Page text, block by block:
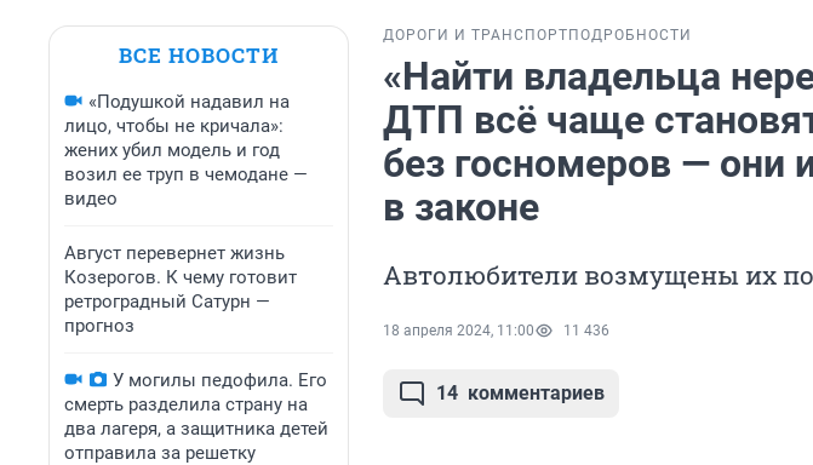
ВСЕ НОВОСТИ
«Подушкой надавил на
лицо, чтобы не кричала»:
жених убил модель и год
возил ее труп в чемодане —
видео
Август перевернет жизнь
Козерогов. К чему готовит
ретроградный Сатурн —
прогноз
У могилы педофила. Его
смерть разделила страну на
два лагеря, а защитника детей
отправила за решетку
ДОРОГИ И ТРАНСПОРТ ПОДРОБНОСТИ
«Найти владельца
ДТП всё чаще
без госномеров — они
в законе
Автолюбители возмущены их
18 апреля 2024, 11:00 11 436
14 комментариев